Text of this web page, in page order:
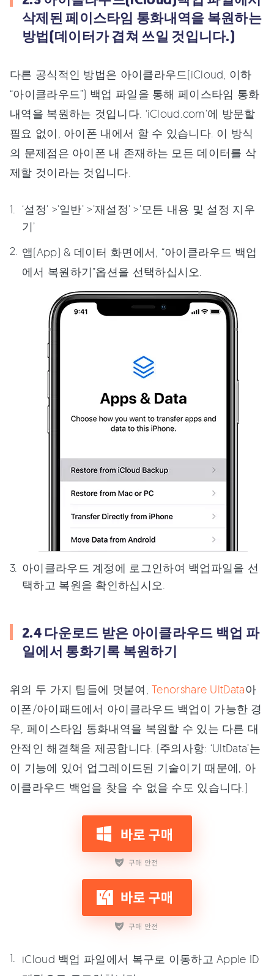
삭제된 페이스타임 통화내역을 복원하는
방법(데이터가 겹쳐 쓰일 것입니다.)
다른 공식적인 방법은 아이클라우드(iCloud, 이하
“아이클라우드”) 백업 파일을 통해 페이스타임 통화
내역을 복원하는 것입니다. ‘iCloud.com’에 방문할
필요 없이, 아이폰 내에서 할 수 있습니다. 이 방식
의 문제점은 아이폰 내 존재하는 모든 데이터를 삭
제할 것이라는 것입니다.
‘설정’ >’일반’ >’재설정’ >’모든 내용 및 설정 지우
기’
앱(App) & 데이터 화면에서, “아이클라우드 백업
에서 복원하기”옵션을 선택하십시오.
아이클라우드 계정에 로그인하여 백업파일을 선
택하고 복원을 확인하십시오.
2.4 다운로드 받은 아이클라우드 백업 파
일에서 통화기록 복원하기
위의 두 가지 팁들에 덧붙여,Tenorshare UltData아
이폰/아이패드에서 아이클라우드 백업이 가능한 경
우, 페이스타임 통화내역을 복원할 수 있는 다른 대
안적인 해결책을 제공합니다. (주의사항: ‘UltData’는
이 기능에 있어 업그레이드된 기술이기 때문에, 아
이클라우드 백업을 찾을 수 없을 수도 있습니다.)
iCloud 백업 파일에서 복구로 이동하고 Apple ID